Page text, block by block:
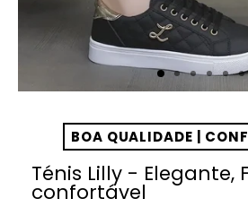
BOA QUALIDADE |
Ténis Lilly - Elegante,
confortável